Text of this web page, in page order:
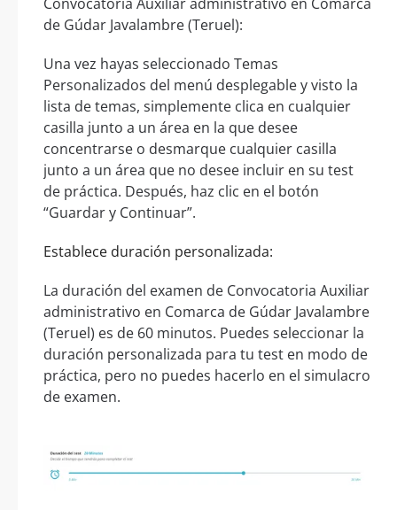
de Gúdar Javalambre (Teruel):
Una vez hayas seleccionado Temas
Personalizados del menú desplegable y visto la
lista de temas, simplemente clica en cualquier
casilla junto a un área en la que desee
concentrarse o desmarque cualquier casilla
junto a un área que no desee incluir en su test
de práctica. Después, haz clic en el botón
“Guardar y Continuar”.
Establece duración personalizada:
La duración del examen de Convocatoria Auxiliar
administrativo en Comarca de Gúdar Javalambre
(Teruel) es de 60 minutos. Puedes seleccionar la
duración personalizada para tu test en modo de
práctica, pero no puedes hacerlo en el simulacro
de examen.